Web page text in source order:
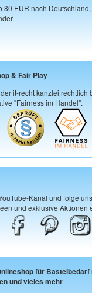
80 EUR nach
& Fair Play
it-recht kanzlei rechtlich
"Fairness im Handel".
Kanal und folge
und exklusive Aktionen
für Bastelbedarf
und vieles mehr